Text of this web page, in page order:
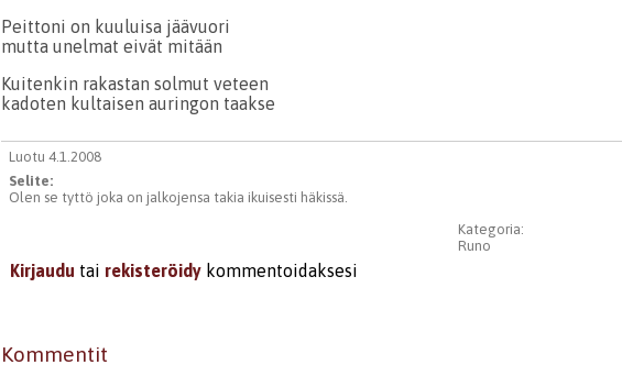
Peittoni on kuuluisa jäävuori
mutta unelmat eivät mitään
Kuitenkin rakastan solmut veteen
kadoten kultaisen auringon taakse
Luotu 4.1.2008
Selite:
Olen se tyttö joka on jalkojensa takia ikuisesti häkissä.
Kategoria:
Runo
Kirjaudu tai rekisteröidy kommentoidaksesi
Kommentit